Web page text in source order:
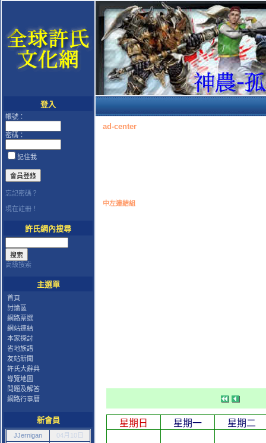
登入
帳號：
密碼：
記住我
忘記密碼？
現在註冊！
許氏網內搜尋
高級搜索
主選單
首頁
討論區
網路票選
網站連結
本家探討
省地族譜
友站新聞
許氏大辭典
導覽地圖
問題及解答
網路行事曆
新會員
JJernigan
04月10日
ad-center
中左連結組
星期日 星期一 星期二